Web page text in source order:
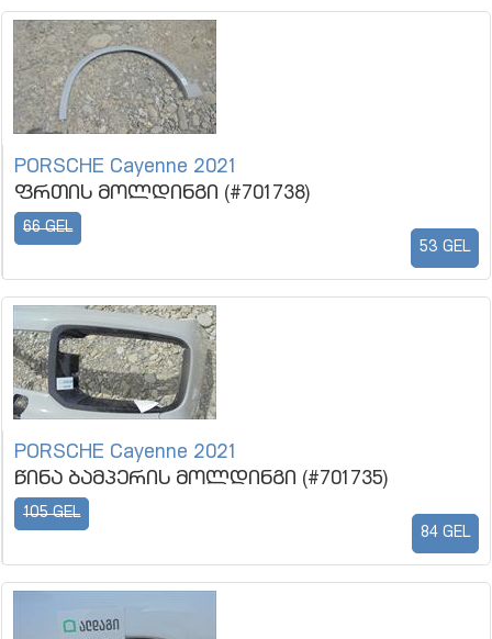
PORSCHE Cayenne 2021
ფრთის მოლდინგი (#701738)
66 GEL
53 GEL
PORSCHE Cayenne 2021
წინა ბამპერის მოლდინგი (#701735)
105 GEL
84 GEL